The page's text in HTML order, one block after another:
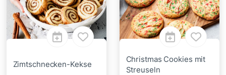
Zimtschnecken-Kekse
Christmas Cookies mit
Streuseln